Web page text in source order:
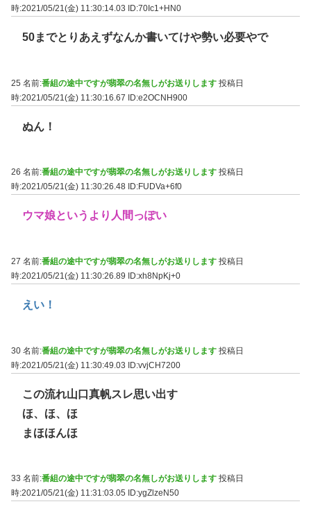
時:2021/05/21(金) 11:30:14.03
ID:70Ic1+HN0
50までとりあえずなんか書いてけや勢い必要やで
25 名前:番組の途中ですが翡翠の名無しがお送りします 投稿日
時:2021/05/21(金) 11:30:16.67 ID:e2OCNH900
ぬん！
26 名前:番組の途中ですが翡翠の名無しがお送りします 投稿日
時:2021/05/21(金) 11:30:26.48 ID:FUDVa+6f0
ウマ娘というより人間っぽい
27 名前:番組の途中ですが翡翠の名無しがお送りします 投稿日
時:2021/05/21(金) 11:30:26.89
ID:xh8NpKj+0
えい！
30 名前:番組の途中ですが翡翠の名無しがお送りします 投稿日
時:2021/05/21(金) 11:30:49.03 ID:vvjCH7200
この流れ山口真帆スレ思い出す
ほ、ほ、ほ
まほほんほ
33 名前:番組の途中ですが翡翠の名無しがお送りします 投稿日
時:2021/05/21(金) 11:31:03.05
ID:ygZlzeN50